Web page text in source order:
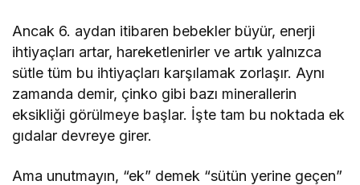
Ancak 6. aydan itibaren bebekler büyür, enerji
ihtiyaçları artar, hareketlenirler ve artık yalnızca
sütle tüm bu ihtiyaçları karşılamak zorlaşır. Aynı
zamanda demir, çinko gibi bazı minerallerin
eksikliği görülmeye başlar. İşte tam bu noktada ek
gıdalar devreye girer.
Ama unutmayın, “ek” demek “sütün yerine geçen”